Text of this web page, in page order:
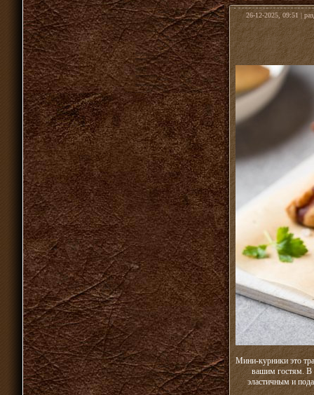
26-12-2025, 09:51 |
Мини-курники это
вашим гостям. В
эластичным и